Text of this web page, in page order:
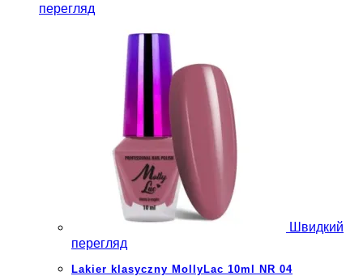
перегляд
Швидкий
перегляд
Lakier klasyczny MollyLac 10ml NR 04